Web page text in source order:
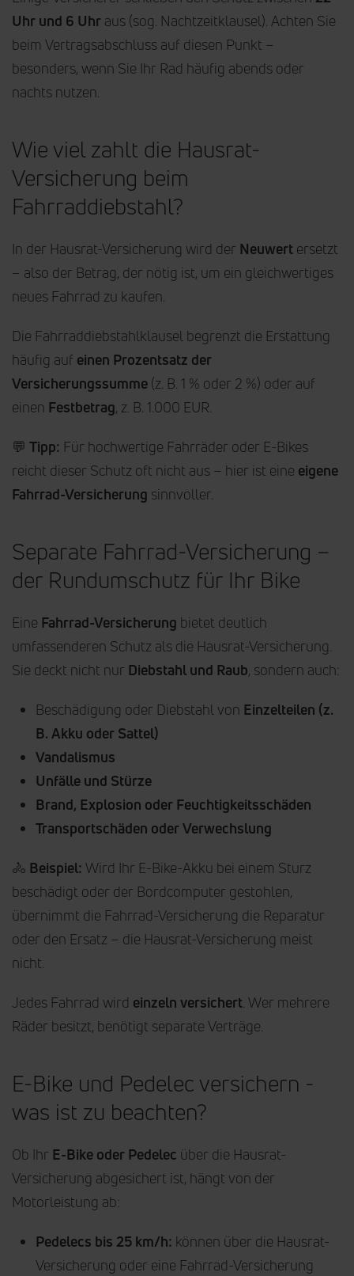
Uhr und 6 Uhr aus (sog. Nachtzeitklausel). Achten Sie
beim Vertragsabschluss auf diesen Punkt –
besonders, wenn Sie Ihr Rad häufig abends oder
nachts nutzen.
Wie viel zahlt die Hausrat-
Versicherung beim
Fahrraddiebstahl?
In der Hausrat-Versicherung wird der Neuwert ersetzt
– also der Betrag, der nötig ist, um ein gleichwertiges
neues Fahrrad zu kaufen.
Die Fahrraddiebstahlklausel begrenzt die Erstattung
häufig auf einen Prozentsatz der
Versicherungssumme (z. B. 1 % oder 2 %) oder auf
einen Festbetrag, z. B. 1.000 EUR.
💬 Tipp: Für hochwertige Fahrräder oder E-Bikes
reicht dieser Schutz oft nicht aus – hier ist eine eigene
Fahrrad-Versicherung sinnvoller.
Separate Fahrrad-Versicherung –
der Rundumschutz für Ihr Bike
Eine Fahrrad-Versicherung bietet deutlich
umfassenderen Schutz als die Hausrat-Versicherung.
Sie deckt nicht nur Diebstahl und Raub, sondern auch:
Beschädigung oder Diebstahl von Einzelteilen (z.
B. Akku oder Sattel)
Vandalismus
Unfälle und Stürze
Brand, Explosion oder Feuchtigkeitsschäden
Transportschäden oder Verwechslung
🚴 Beispiel: Wird Ihr E-Bike-Akku bei einem Sturz
beschädigt oder der Bordcomputer gestohlen,
übernimmt die Fahrrad-Versicherung die Reparatur
oder den Ersatz – die Hausrat-Versicherung meist
nicht.
Jedes Fahrrad wird einzeln versichert. Wer mehrere
Räder besitzt, benötigt separate Verträge.
E-Bike und Pedelec versichern -
was ist zu beachten?
Ob Ihr E-Bike oder Pedelec über die Hausrat-
Versicherung abgesichert ist, hängt von der
Motorleistung ab:
Pedelecs bis 25 km/h: können über die Hausrat-
Versicherung oder eine Fahrrad-Versicherung